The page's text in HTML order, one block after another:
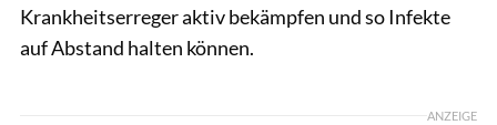
Krankheitserreger aktiv bekämpfen und so Infekte
auf Abstand halten können.
ANZEIGE